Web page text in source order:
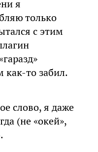
я
только
с этим
как-то забил.
слово, я даже
(не «окей»,